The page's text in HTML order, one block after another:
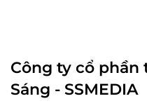
Công ty cổ
Sáng - SSMEDIA